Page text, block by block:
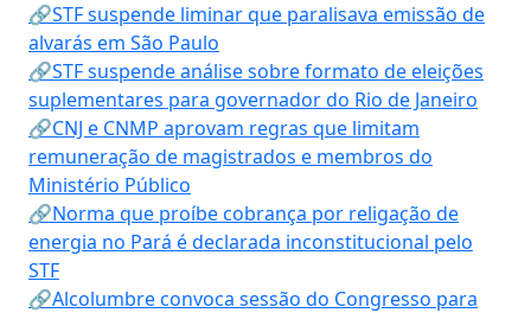
🔗STF suspende liminar que paralisava emissão de
alvarás em São Paulo
🔗STF suspende análise sobre formato de eleições
suplementares para governador do Rio de Janeiro
🔗CNJ e CNMP aprovam regras que limitam
remuneração de magistrados e membros do
Ministério Público
🔗Norma que proíbe cobrança por religação de
energia no Pará é declarada inconstitucional pelo
STF
🔗Alcolumbre convoca sessão do Congresso para